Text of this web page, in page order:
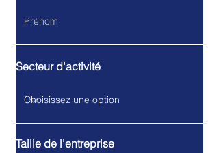
Secteur d'activité
Taille de l'entreprise